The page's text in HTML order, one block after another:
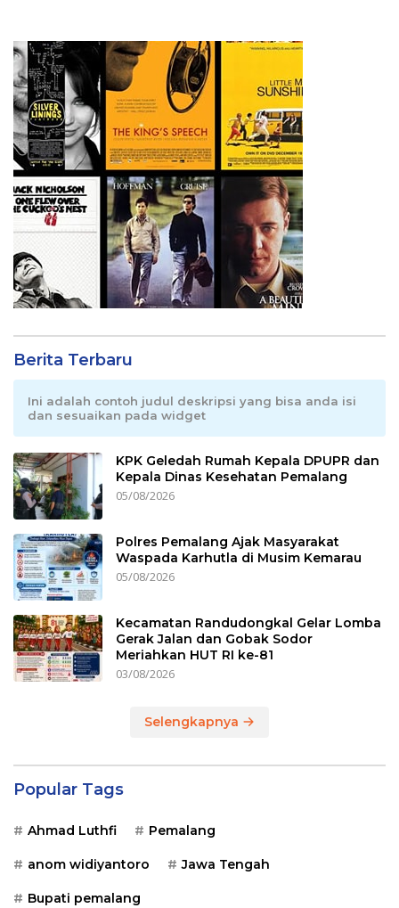
Berita Terbaru
Ini adalah contoh judul deskripsi yang bisa anda isi
dan sesuaikan pada widget
KPK Geledah Rumah Kepala DPUPR dan
Kepala Dinas Kesehatan Pemalang
05/08/2026
Polres Pemalang Ajak Masyarakat
Waspada Karhutla di Musim Kemarau
05/08/2026
Kecamatan Randudongkal Gelar Lomba
Gerak Jalan dan Gobak Sodor
Meriahkan HUT RI ke-81
03/08/2026
Selengkapnya
Popular Tags
Ahmad Luthfi Pemalang
anom widiyantoro Jawa Tengah
Bupati pemalang